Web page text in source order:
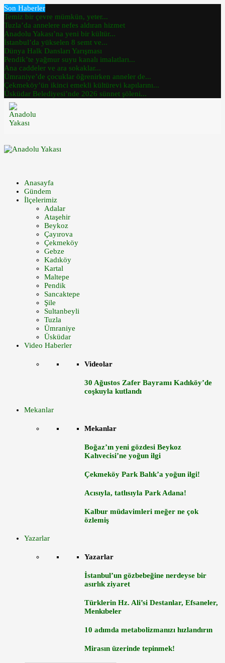
Son Haberler
Temiz bir çevre mümkün, yeter...
Tuzla’da annelere nefes aldıran hizmet
Anadolu Yakası’na yeni bir kültür...
İstanbul’da yükselen 8 semt ve...
Dünya Halk Dansları Yarışması
Pendik’te yağmur suyu kanalı imalatları...
Ana caddeler ve ara sokaklar...
Ümraniye’de çocuklar öğrenirken anneler de...
Çekmeköy’ün ikinci emekli kültürevi kapılarını...
Üsküdar Belediyesi’nde 2026 sünnet şöleni...
Anasayfa
Gündem
İlçelerimiz
Adalar
Ataşehir
Beykoz
Çayırova
Çekmeköy
Gebze
Kadıköy
Kartal
Maltepe
Pendik
Sancaktepe
Şile
Sultanbeyli
Tuzla
Ümraniye
Üsküdar
Video Haberler
Videolar
30 Ağustos Zafer Bayramı Kadıköy’de
coşkuyla kutlandı
Mekanlar
Mekanlar
Boğaz’ın yeni gözdesi Beykoz
Kahvecisi’ne yoğun ilgi
Çekmeköy Park Balık’a yoğun ilgi!
Acısıyla, tatlısıyla Park Adana!
Kalbur müdavimleri meğer ne çok
özlemiş
Yazarlar
Yazarlar
İstanbul’un gözbebeğine nerdeyse bir
asırlık ziyaret
Türklerin Hz. Ali’si Destanlar, Efsaneler,
Menkıbeler
10 adımda metabolizmanızı hızlandırın
Mirasın üzerinde tepinmek!